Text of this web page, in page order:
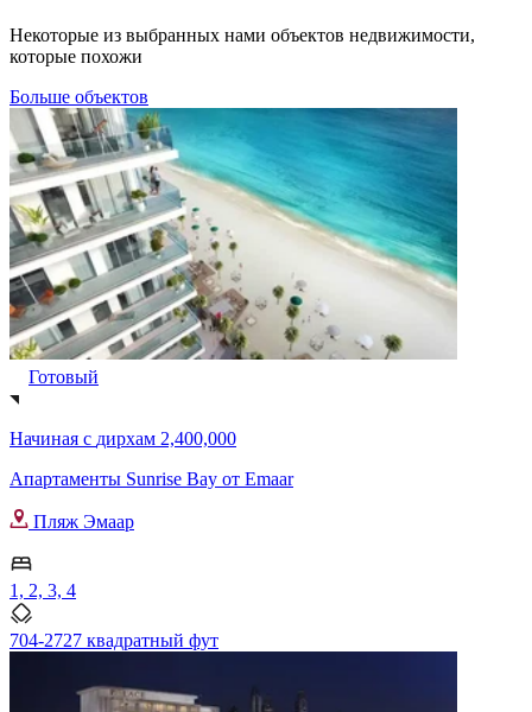
Некоторые из выбранных нами объектов недвижимости,
которые похожи
Больше объектов
Готовый
Начиная с дирхам 2,400,000
Апартаменты Sunrise Bay от Emaar
Пляж Эмаар
1, 2, 3, 4
704-2727 квадратный фут